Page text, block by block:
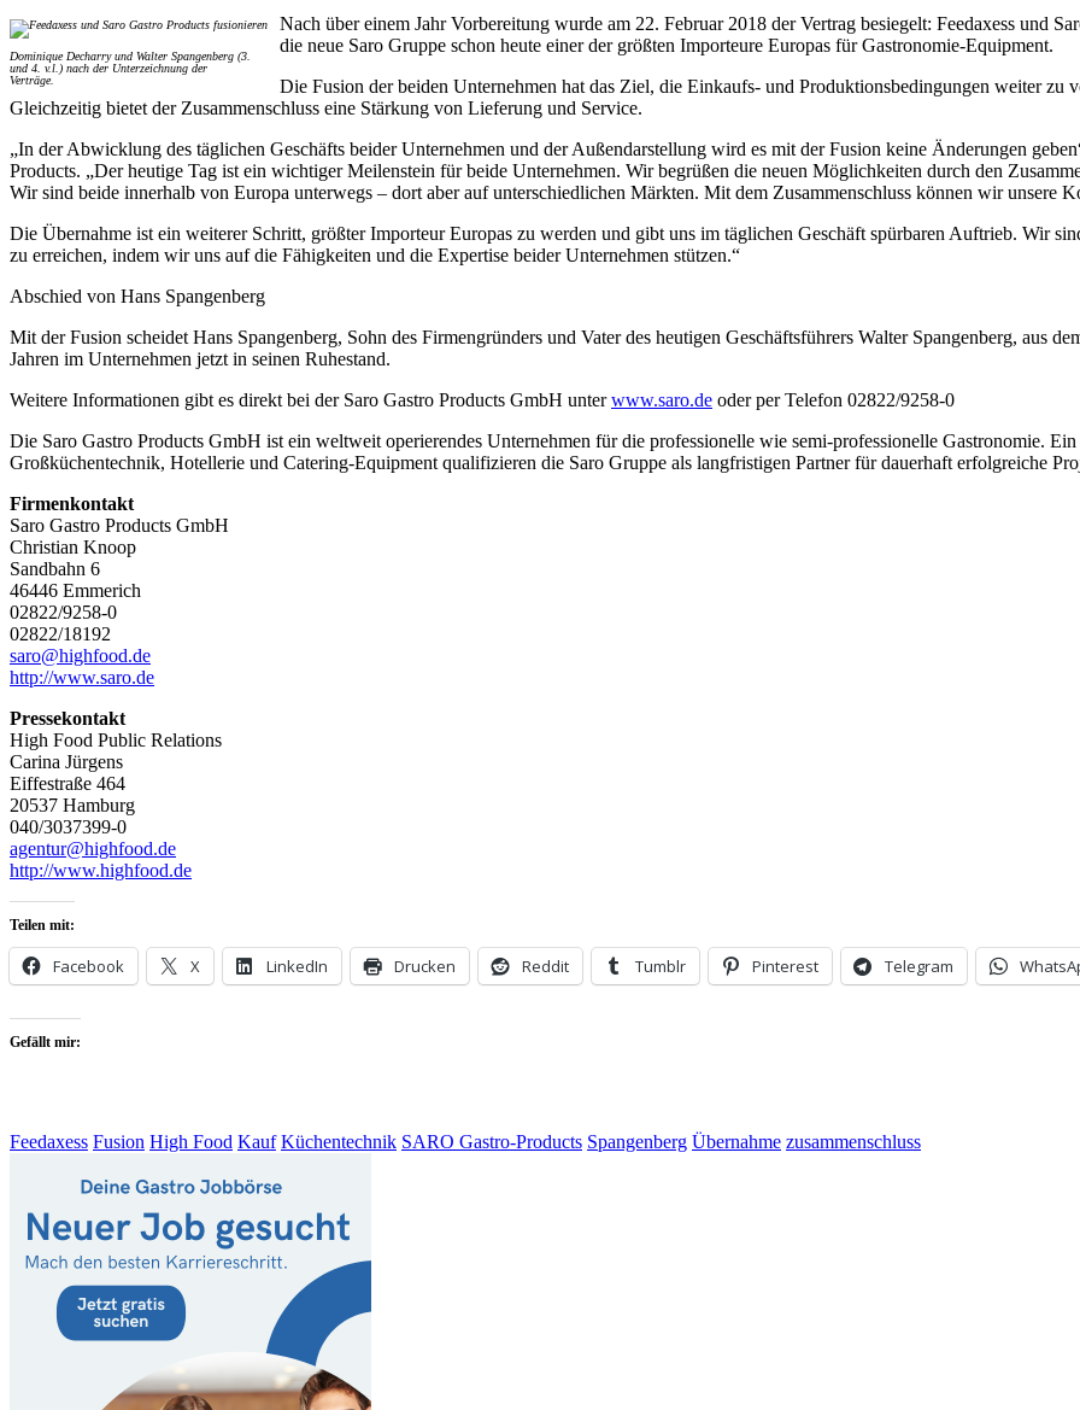
Dominique Decharry und Walter Spangenberg (3.
und 4. v.l.) nach der Unterzeichnung der
Verträge.
Nach über einem Jahr Vorbereitung wurde am 22. Februar 2018 der Vertrag besiegelt: Feedaxess und
die neue Saro Gruppe schon heute einer der größten Importeure Europas für Gastronomie-Equipment.
Die Fusion der beiden Unternehmen hat das Ziel, die Einkaufs- und Produktionsbedingungen weiter zu
Gleichzeitig bietet der Zusammenschluss eine Stärkung von Lieferung und Service.
„In der Abwicklung des täglichen Geschäfts beider Unternehmen und der Außendarstellung wird es mit der Fusion keine Änderungen
Products. „Der heutige Tag ist ein wichtiger Meilenstein für beide Unternehmen. Wir begrüßen die neuen Möglichkeiten durch den
Wir sind beide innerhalb von Europa unterwegs – dort aber auf unterschiedlichen Märkten. Mit dem Zusammenschluss können wir unsere
Die Übernahme ist ein weiterer Schritt, größter Importeur Europas zu werden und gibt uns im täglichen Geschäft spürbaren Auftrieb. Wir
zu erreichen, indem wir uns auf die Fähigkeiten und die Expertise beider Unternehmen stützen.“
Abschied von Hans Spangenberg
Mit der Fusion scheidet Hans Spangenberg, Sohn des Firmengründers und Vater des heutigen Geschäftsführers Walter Spangenberg, aus
Jahren im Unternehmen jetzt in seinen Ruhestand.
Weitere Informationen gibt es direkt bei der Saro Gastro Products GmbH unterwww.saro.de oder per Telefon 02822/9258-0
Die Saro Gastro Products GmbH ist ein weltweit operierendes Unternehmen für die professionelle wie semi-professionelle Gastronomie.
Großküchentechnik, Hotellerie und Catering-Equipment qualifizieren die Saro Gruppe als langfristigen Partner für dauerhaft erfolgreiche
Firmenkontakt
Saro Gastro Products GmbH
Christian Knoop
Sandbahn 6
46446 Emmerich
02822/9258-0
02822/18192
saro@highfood.de
http://www.saro.de
Pressekontakt
High Food Public Relations
Carina Jürgens
Eiffestraße 464
20537 Hamburg
040/3037399-0
agentur@highfood.de
http://www.highfood.de
Teilen mit:
Facebook X LinkedIn Drucken Reddit Tumblr Pinterest Telegram
Gefällt mir:
Feedaxess Fusion High Food Kauf Küchentechnik SARO Gastro-Products Spangenberg Übernahme zusammenschluss